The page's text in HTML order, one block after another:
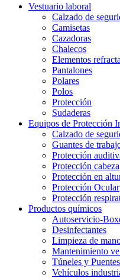
Vestuario laboral
Calzado de
Camisetas
Cazadoras
Chalecos
Elementos
Pantalones
Polares
Polos
Protección
Sudaderas
Equipos de Protección
Calzado de
Guantes de
Protección
Protección cabeza
Protección en
Protección Ocular
Protección
Productos químicos
Autoservicio-
Desinfectantes
Limpieza de
Mantenimiento
Túneles y Puentes
Vehículos